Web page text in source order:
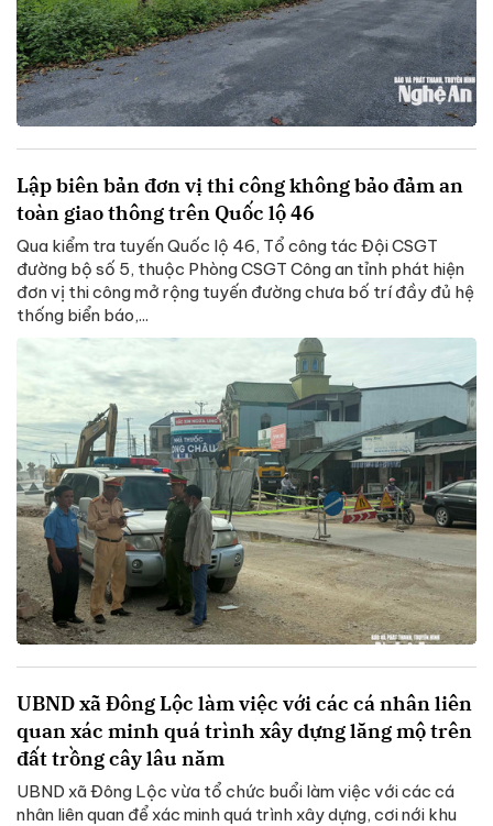
Lập biên bản đơn vị thi công không bảo đảm an
toàn giao thông trên Quốc lộ 46
Qua kiểm tra tuyến Quốc lộ 46, Tổ công tác Đội CSGT
đường bộ số 5, thuộc Phòng CSGT Công an tỉnh phát hiện
đơn vị thi công mở rộng tuyến đường chưa bố trí đầy đủ hệ
thống biển báo,...
UBND xã Đông Lộc làm việc với các cá nhân liên
quan xác minh quá trình xây dựng lăng mộ trên
đất trồng cây lâu năm
UBND xã Đông Lộc vừa tổ chức buổi làm việc với các cá
nhân liên quan để xác minh quá trình xây dựng, cơi nới khu